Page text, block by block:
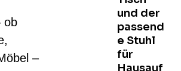
ob
–
und der
passend
e Stuhl
für
Hausauf